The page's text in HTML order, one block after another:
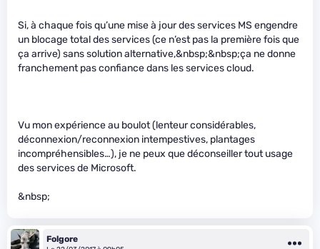
Si, à chaque fois qu’une mise à jour des services MS engendre
un blocage total des services (ce n’est pas la première fois que
ça arrive) sans solution alternative,&nbsp;&nbsp;ça ne donne
franchement pas confiance dans les services cloud.
Vu mon expérience au boulot (lenteur considérables,
déconnexion/reconnexion intempestives, plantages
incompréhensibles…), je ne peux que déconseiller tout usage
des services de Microsoft.
&nbsp;
Folgore